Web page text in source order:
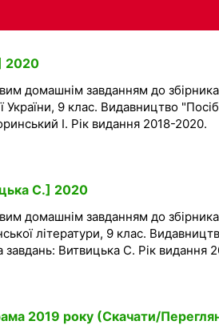
2020
домашнім завданням до збірника
України, 9 клас. Видавництво
І. Рік видання 2018-2020.
С.] 2020
домашнім завданням до збірника
літератури, 9 клас.
завдань: Витвицька С. Рік видання
2019 року (Скачати/